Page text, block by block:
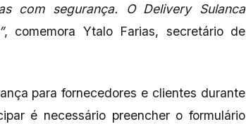
com segurança. O Delivery Sulanca
, comemora Ytalo Farias, secretário de
para fornecedores e clientes durante
é necessário preencher o formulário